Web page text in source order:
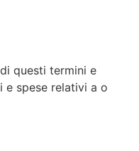
questi termini e
spese relativi a o